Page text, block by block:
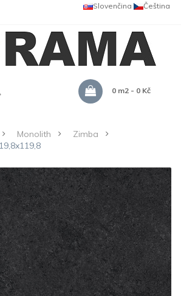
Čeština
Slovenčina
0 m2 - 0 Kč
Monolith
Zimba